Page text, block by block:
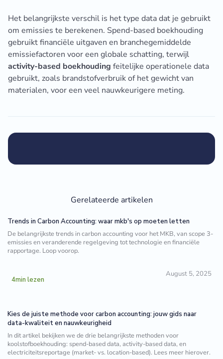
Het belangrijkste verschil is het type data dat je gebruikt
om emissies te berekenen. Spend-based boekhouding
gebruikt financiële uitgaven en branchegemiddelde
emissiefactoren voor een globale schatting, terwijl
activity-based boekhouding feitelijke operationele data
gebruikt, zoals brandstofverbruik of het gewicht van
materialen, voor een veel nauwkeurigere meting.
Gerelateerde artikelen
Trends in Carbon Accounting: waar mkb's op moeten letten
De belangrijkste trends in carbon accounting voor het MKB, van scope 3-
emissies en veranderende regelgeving tot technologie en financiële
rapportage. Loop voorop.
4min lezen
August 5, 2025
Kies de juiste methode voor carbon accounting: jouw gids naar
data-kwaliteit en nauwkeurigheid
In dit artikel bekijken we de drie belangrijkste methoden voor
koolstofboekhouding: spend-based data, activity-based data, en
electriciteitsreportage (market- vs. location-based). Lees meer hierover.